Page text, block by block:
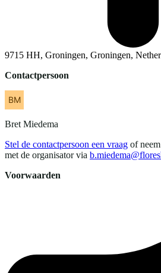
9715 HH, Groningen, Groningen,
Contactpersoon
Bret Miedema
Stel de contactpersoon een vraag of
met de organisator via
Voorwaarden